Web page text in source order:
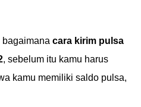
bagaimana cara kirim pulsa
, sebelum itu kamu harus
kamu memiliki saldo pulsa,